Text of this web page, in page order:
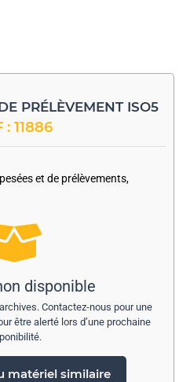
PRÉLÈVEMENT ISO5
: 11886
et de prélèvements,
disponible
Contactez-nous pour une
être alerté lors d’une prochaine
matériel similaire